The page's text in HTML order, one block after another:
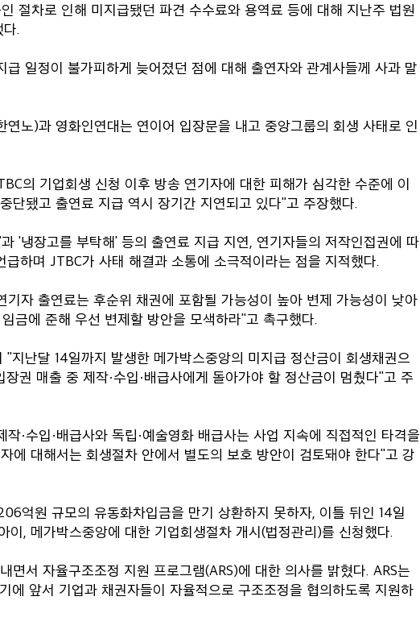
절차로 인해 미지급됐던 파견 수수료와 용역료 등에 대해 지난주 법원
.
일정이 불가피하게 늦어졌던 점에 대해 출연자와 관계사들께 사과 말
연노)과 영화인연대는 연이어 입장문을 내고 중앙그룹의 회생 사태로 인
의 기업회생 신청 이후 방송 연기자에 대한 피해가 심각한 수준에 이
단됐고 출연료 지급 역시 장기간 지연되고 있다"고 주장했다.
'냉장고를 부탁해' 등의 출연료 지급 지연, 연기자들의 저작인접권에 따
하며 JTBC가 사태 해결과 소통에 소극적이라는 점을 지적했다.
자 출연료는 후순위 채권에 포함될 가능성이 높아 변제 가능성이 낮아
금에 준해 우선 변제할 방안을 모색하라"고 촉구했다.
지난달 14일까지 발생한 메가박스중앙의 미지급 정산금이 회생채권으
권 매출 중 제작·수입·배급사에게 돌아가야 할 정산금이 멈췄다"고 주
·수입·배급사와 독립·예술영화 배급사는 사업 지속에 직접적인 타격을
에 대해서는 회생절차 안에서 별도의 보호 방안이 검토돼야 한다"고 강
억원 규모의 유동화차입금을 만기 상환하지 못하자, 이틀 뒤인 14일
이, 메가박스중앙에 대한 기업회생절차 개시(법정관리)를 신청했다.
면서 자율구조조정 지원 프로그램(ARS)에 대한 의사를 밝혔다. ARS는
에 앞서 기업과 채권자들이 자율적으로 구조조정을 협의하도록 지원하